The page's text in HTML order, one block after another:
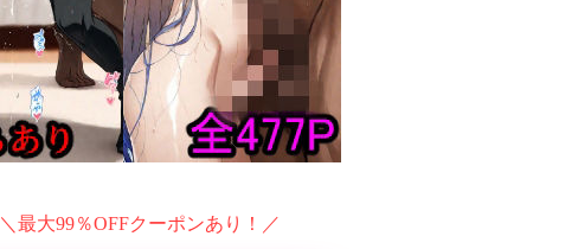
＼最大99％OFFクーポンあり！／